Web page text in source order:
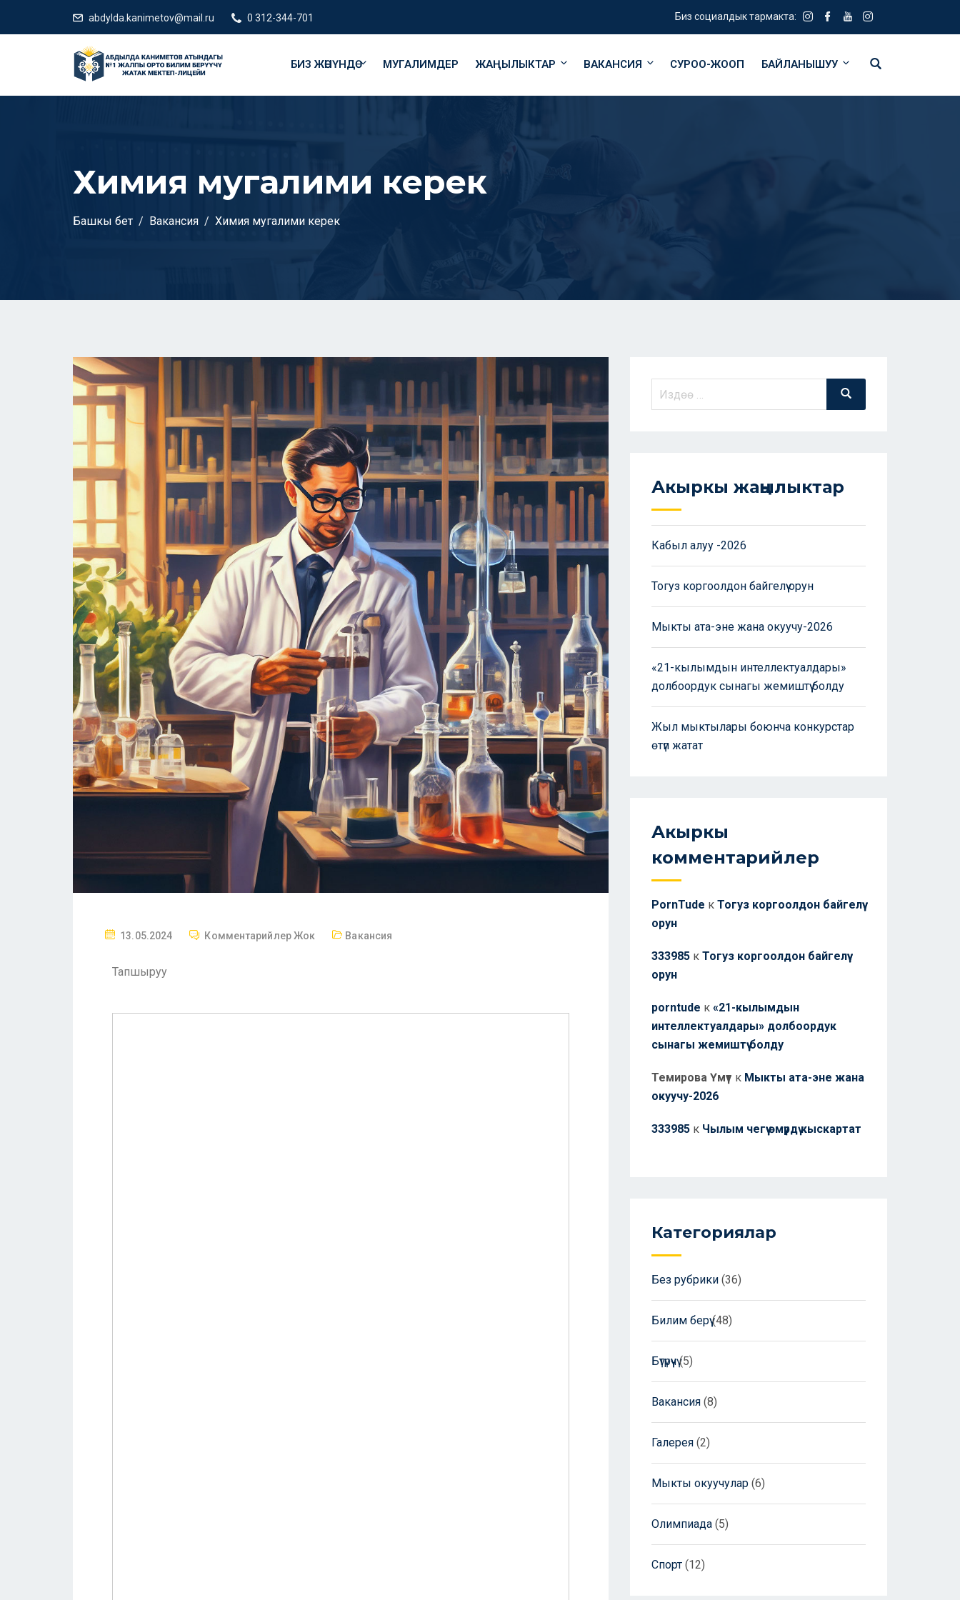
abdylda.kanimetov@mail.ru 0 312-344-701 Биз социалдык тармакта:
БИЗ ЖӨНҮНДӨ МУГАЛИМДЕР ЖАҢЫЛЫКТАР ВАКАНСИЯ СУРОО-ЖООП БАЙЛАНЫШУУ
Химия мугалими керек
Башкы бет Вакансия Химия мугалими керек
13.05.2024 Комментарийлер Жок Вакансия
Тапшыруу
Акыркы жаңылыктар
Кабыл алуу -2026
Тогуз коргоолдон байгелүү орун
Мыкты ата-эне жана окуучу-2026
«21-кылымдын интеллектуалдары»
долбоордук сынагы жемиштүү болду
Жыл мыктылары боюнча конкурстар
өтүп жатат
Акыркы
комментарийлер
PornTude к Тогуз коргоолдон байгелүү
орун
333985 к Тогуз коргоолдон байгелүү
орун
porntude к «21-кылымдын
интеллектуалдары» долбоордук
сынагы жемиштүү болду
Темирова Үмүт к Мыкты ата-эне жана
окуучу-2026
333985 к Чылым чегүү өмүрдү кыскартат
Категориялар
Без рубрики (36)
Билим берүү(48)
Бүтүрүүчү(5)
Вакансия (8)
Галерея (2)
Мыкты окуучулар (6)
Олимпиада (5)
Спорт (12)